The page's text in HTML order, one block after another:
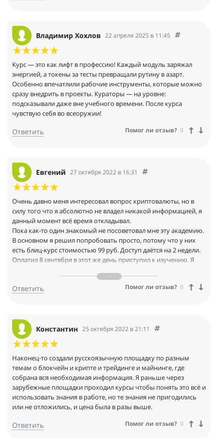
Владимир Хохлов 22 апреля 2025 в 11:45
Курс — это как лифт в профессию! Каждый модуль заряжал
энергией, а токены за тесты превращали рутину в азарт.
Особенно впечатлили рабочие инструменты, которые можно
сразу внедрить в проекты. Кураторы — на уровне:
подсказывали даже вне учебного времени. После курса
чувствую себя во всеоружии!
Ответить Помог ли отзыв? 0
Евгений 27 октября 2022 в 16:31
Очень давно меня интересовал вопрос криптовалюты, но в
силу того что я абсолютно не владел никакой информацией, я
данный момент всё время откладывал.
Пока как-то один знакомый не посоветовал мне эту академию.
В основном я решил попробовать просто, потому что у них
есть блиц-курс стоимостью 99 руб. Доступ даётся на 2 недели.
Оплатил 8 сентября в этот же день приступил к изучению. Я
деньги, и даже если бы я не получил никакой информации
нужной - совсем бы не расстроился.
то что в курсе всё разложено по полочкам, как раз для таких
чайников как я. В курсе "Децентрализованные криптобиржи
DEX" всего 15 небольших уроков, но я их пересматривал по
три раза, дабы у меня в мозгу уложилась информация.
Сейчас я точно понимаю что я пойду на большое обучение, во
всяком случае мне стало понятно как можно зарабатывать, на
курсах для этого предоставляют все необходимые
инструменты. Я понимаю, что в дальнейшем будет ещё
тяжелее, но раз уж начал, хочу довести это дело до конца, и
наконец-то начать стабильно зарабатывать, хотя бы
Ответить Помог ли отзыв? 0
Константин 25 октября 2022 в 21:11
Наконец-то создали русскоязычную площадку по разным
темам о блокчейн и крипте и трейдинге и майнинге, где
собрана вся необходимая информация. Я раньше через
зарубежные площадки проходил курсы чтобы понять это всё и
использовать знания в работе, но те знания не пригодились
или не отложились, и цена была в разы выше.
Ответить Помог ли отзыв? 0